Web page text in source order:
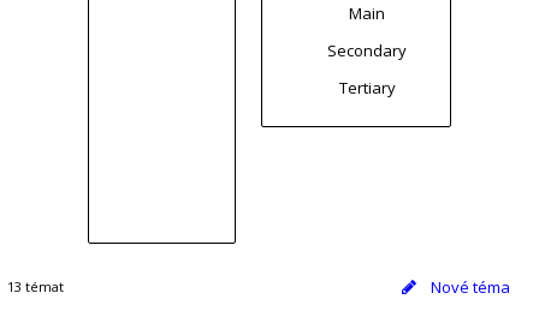
Main
Secondary
Tertiary
Nové téma
13 témat